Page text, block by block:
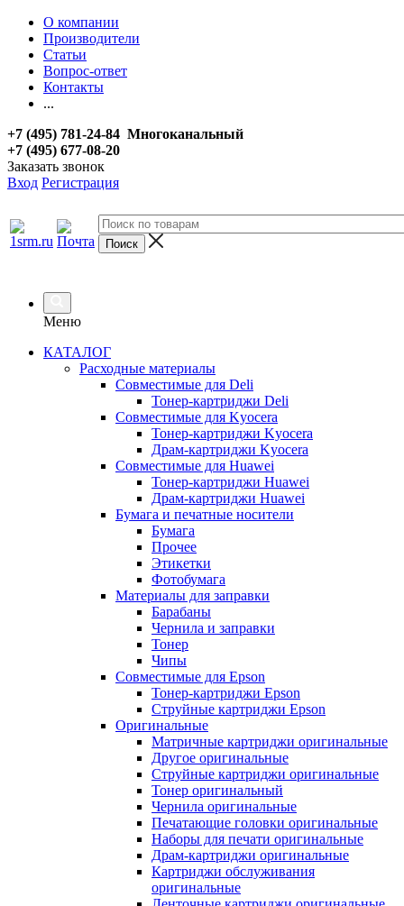
О компании
Производители
Статьи
Вопрос-ответ
Контакты
...
+7 (495) 781-24-84 Многоканальный
+7 (495) 677-08-20
Заказать звонок
Вход Регистрация
Меню
КАТАЛОГ
Расходные материалы
Совместимые для Deli
Тонер-картриджи Deli
Совместимые для Kyocera
Тонер-картриджи Kyocera
Драм-картриджи Kyocera
Совместимые для Huawei
Тонер-картриджи Huawei
Драм-картриджи Huawei
Бумага и печатные носители
Бумага
Прочее
Этикетки
Фотобумага
Материалы для заправки
Барабаны
Чернила и заправки
Тонер
Чипы
Совместимые для Epson
Тонер-картриджи Epson
Струйные картриджи Epson
Оригинальные
Матричные картриджи оригинальные
Другое оригинальные
Струйные картриджи оригинальные
Тонер оригинальный
Чернила оригинальные
Печатающие головки оригинальные
Наборы для печати оригинальные
Драм-картриджи оригинальные
Картриджи обслуживания
оригинальные